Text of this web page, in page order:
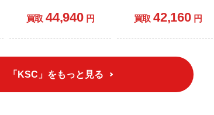
買取 44,940 円 買取 42,160 円
「KSC」をもっと見る